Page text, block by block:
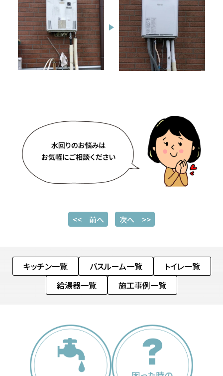
<< 前へ 次へ >>
キッチン一覧 バスルーム一覧
トイレ一覧
給湯器一覧
施工事例一覧